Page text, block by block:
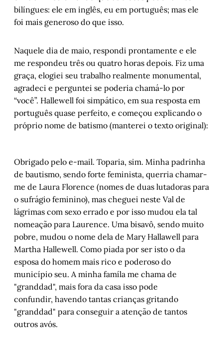
bilíngues: ele em inglês, eu em português; mas ele
foi mais generoso do que isso.
Naquele dia de maio, respondi prontamente e ele
me respondeu três ou quatro horas depois. Fiz uma
graça, elogiei seu trabalho realmente monumental,
agradeci e perguntei se poderia chamá-lo por
“você”. Hallewell foi simpático, em sua resposta em
português quase perfeito, e começou explicando o
próprio nome de batismo (manterei o texto original):
Obrigado pelo e-mail. Toparia, sim. Minha padrinha
de bautismo, sendo forte feminista, querria chamar-
me de Laura Florence (nomes de duas lutadoras para
o sufrágio feminino), mas cheguei neste Val de
lágrimas com sexo errado e por isso mudou ela tal
nomeação para Laurence. Uma bisavô, sendo muito
pobre, mudou o nome dela de Mary Hallawell para
Martha Hallewell. Como piada por ser isto o da
esposa do homem mais rico e poderoso do
município seu. A minha famíla me chama de
"granddad", mais fora da casa isso pode
confundir, havendo tantas crianças gritando
"granddad" para conseguir a atenção de tantos
outros avós.